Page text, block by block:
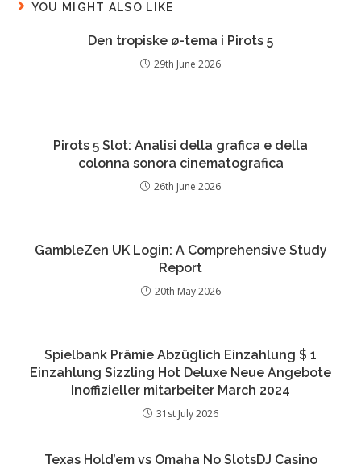
YOU MIGHT ALSO LIKE
Den tropiske ø-tema i Pirots 5
29th June 2026
Pirots 5 Slot: Analisi della grafica e della
colonna sonora cinematografica
26th June 2026
GambleZen UK Login: A Comprehensive Study
Report
20th May 2026
Spielbank Prämie Abzüglich Einzahlung $ 1
Einzahlung Sizzling Hot Deluxe Neue Angebote
Inoffizieller mitarbeiter March 2024
31st July 2026
Texas Hold’em vs Omaha No SlotsDJ Casino